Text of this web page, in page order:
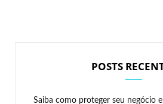
POSTS
Saiba como proteger seu negócio